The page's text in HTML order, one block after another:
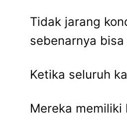
Tidak jarang
sebenarnya
Ketika seluruh
Mereka